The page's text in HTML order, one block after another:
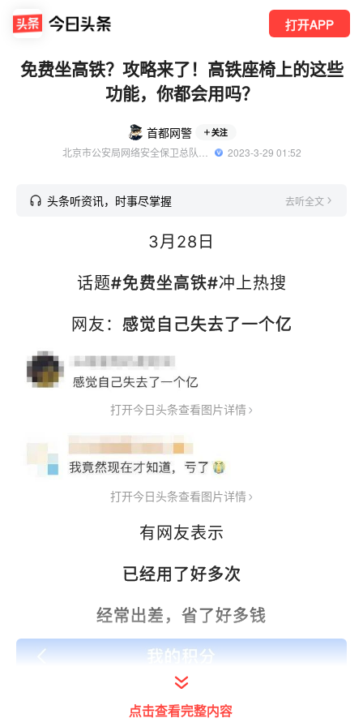
打开APP
免费坐高铁？攻略来了！高铁座椅上的这些
功能，你都会用吗？
首都网警 关注
  2023-3-29 01:52
头条听资讯，时事尽掌握 去听全文
3月28日
话题#免费坐高铁#冲上热搜
网友： 感觉自己失去了一个亿
打开今日头条查看图片详情
打开今日头条查看图片详情
有网友表示
已经用了好多次
经常出差，省了好多钱
点击查看完整内容